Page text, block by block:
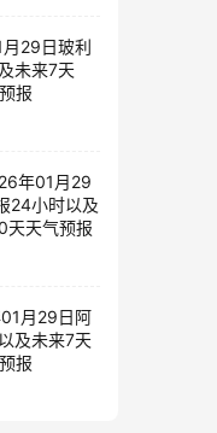
月29日玻利
未来7天
报
年01月29
24小时以及
天天气预报
月29日阿
及未来7天
报